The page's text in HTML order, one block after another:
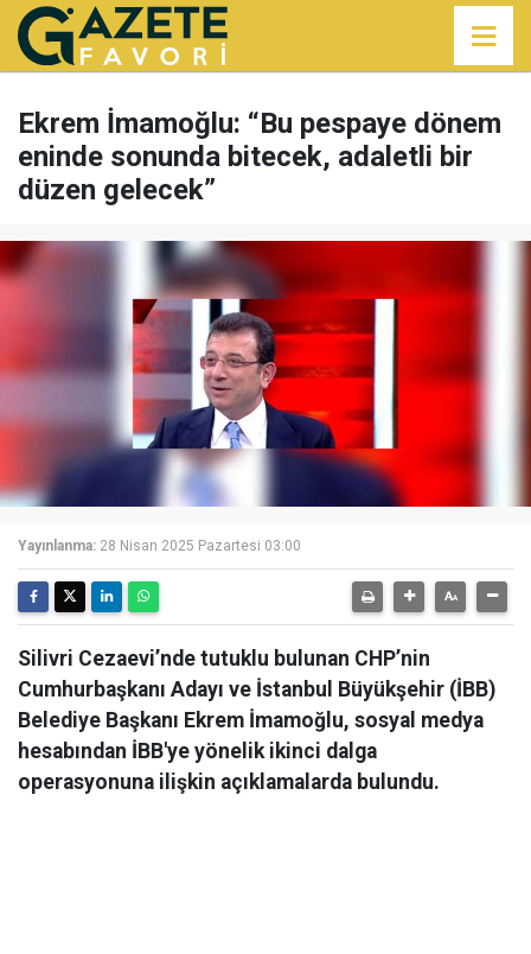
Ekrem İmamoğlu: “Bu pespaye dönem
eninde sonunda bitecek, adaletli bir
düzen gelecek”
Yayınlanma: 28 Nisan 2025 Pazartesi 03:00
Silivri Cezaevi’nde tutuklu bulunan CHP’nin
Cumhurbaşkanı Adayı ve İstanbul Büyükşehir (İBB)
Belediye Başkanı Ekrem İmamoğlu, sosyal medya
hesabından İBB'ye yönelik ikinci dalga
operasyonuna ilişkin açıklamalarda bulundu.